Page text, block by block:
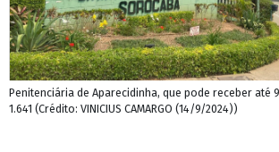
Penitenciária de Aparecidinha, que pode receber até
1.641 (Crédito: VINICIUS CAMARGO (14/9/2024))